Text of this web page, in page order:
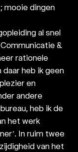
mooie dingen
al snel
&
rationele
daar heb ik geen
en
andere
heb ik de
het werk
In ruim twee
van het